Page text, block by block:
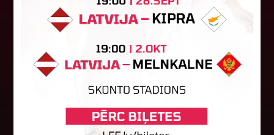
"Riga FC Women" liek kārtīgi
pasvīst dānietēm
Latvijas čempions sieviešu futbolā "Riga FC